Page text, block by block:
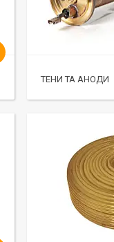
ТЕНИ ТА АНОДИ